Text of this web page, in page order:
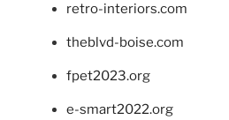
retro-interiors.com
theblvd-boise.com
fpet2023.org
e-smart2022.org